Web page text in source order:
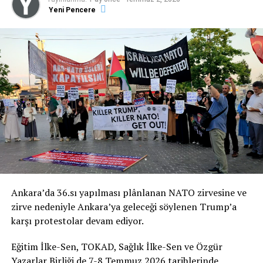
İmza Kampanyası’nın Bildiri Metni
NATO’YA HAYIR!
NATO ZİRVESİ İHANETTİR!
dokunur! Sizin Allah’tan başka dostlarınız yoktur.
Sonra yardım da göremezsiniz.” (Hûd Suresi, 11/113)
ediyoruz.”Yeni Pencere
Ankara’da 36.sı yapılması plânlanan NATO zirvesine ve
zirve nedeniyle Ankara’ya geleceği söylenen Trump’a
karşı protestolar devam ediyor.
Eğitim İlke-Sen, TOKAD, Sağlık İlke-Sen ve Özgür